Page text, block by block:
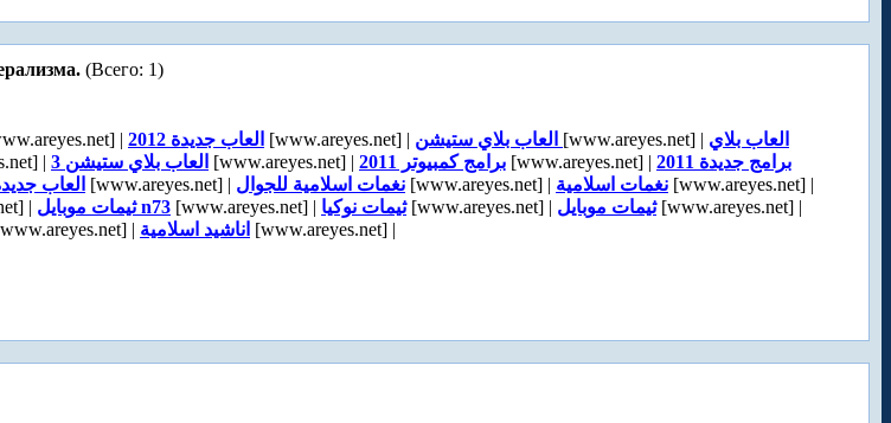
(Всего: 1)
| العاب جديدة 2012 [www.areyes.net] | [www.areyes.net] | العاب بلاي
| العاب بلاي ستيشن 3 [www.areyes.net] | برامج كمبيوتر 2011 [www.areyes.net] |
برامج جديدة 2011
العاب [www.areyes.net] | نغمات اسلامية للجوال [www.areyes.net] | نغمات اسلامية [www.areyes.net] |
| ثيمات موبايل n73 [www.areyes.net] | ثيمات نوكيا[www.areyes.net] | ثيمات موبايل[www.areyes.net] |
| اناشيد اسلامية [www.areyes.net] |